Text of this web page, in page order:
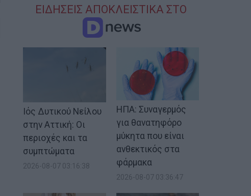
ΕΙΔΗΣΕΙΣ ΑΠΟΚΛΕΙΣΤΙΚΑ ΣΤΟ
Ιός Δυτικού Νείλου
στην Αττική: Οι
περιοχές και τα
συμπτώματα
2026-08-07 03:16:38
ΗΠΑ: Συναγερμός
για θανατηφόρο
μύκητα που είναι
ανθεκτικός στα
φάρμακα
2026-08-07 03:36:47